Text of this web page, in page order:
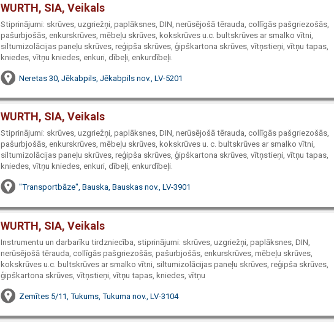
WURTH, SIA, Veikals
Stiprinājumi: skrūves, uzgriežņi, paplāksnes, DIN, nerūsējošā tērauda, collīgās pašgriezošās,
pašurbjošās, enkurskrūves, mēbeļu skrūves, kokskrūves u.c. bultskrūves ar smalko vītni,
siltumizolācijas paneļu skrūves, reģipša skrūves, ģipškartona skrūves, vītņstieņi, vītņu tapas,
kniedes, vītņu kniedes, enkuri, dībeļi, enkurdībeļi.
Neretas 30, Jēkabpils, Jēkabpils nov., LV-5201
WURTH, SIA, Veikals
Stiprinājumi: skrūves, uzgriežņi, paplāksnes, DIN, nerūsējošā tērauda, collīgās pašgriezošās,
pašurbjošās, enkurskrūves, mēbeļu skrūves, kokskrūves u. c. bultskrūves ar smalko vītni,
siltumizolācijas paneļu skrūves, reģipša skrūves, ģipškartona skrūves, vītņstieņi, vītņu tapas,
kniedes, vītņu kniedes, enkuri, dībeļi, enkurdībeļi.
"Transportbāze", Bauska, Bauskas nov., LV-3901
WURTH, SIA, Veikals
Instrumentu un darbarīku tirdzniecība, stiprinājumi: skrūves, uzgriežņi, paplāksnes, DIN,
nerūsējošā tērauda, collīgās pašgriezošās, pašurbjošās, enkurskrūves, mēbeļu skrūves,
kokskrūves u.c. bultskrūves ar smalko vītni, siltumizolācijas paneļu skrūves, reģipša skrūves,
ģipškartona skrūves, vītņstieņi, vītņu tapas, kniedes, vītņu
Zemītes 5/11, Tukums, Tukuma nov., LV-3104